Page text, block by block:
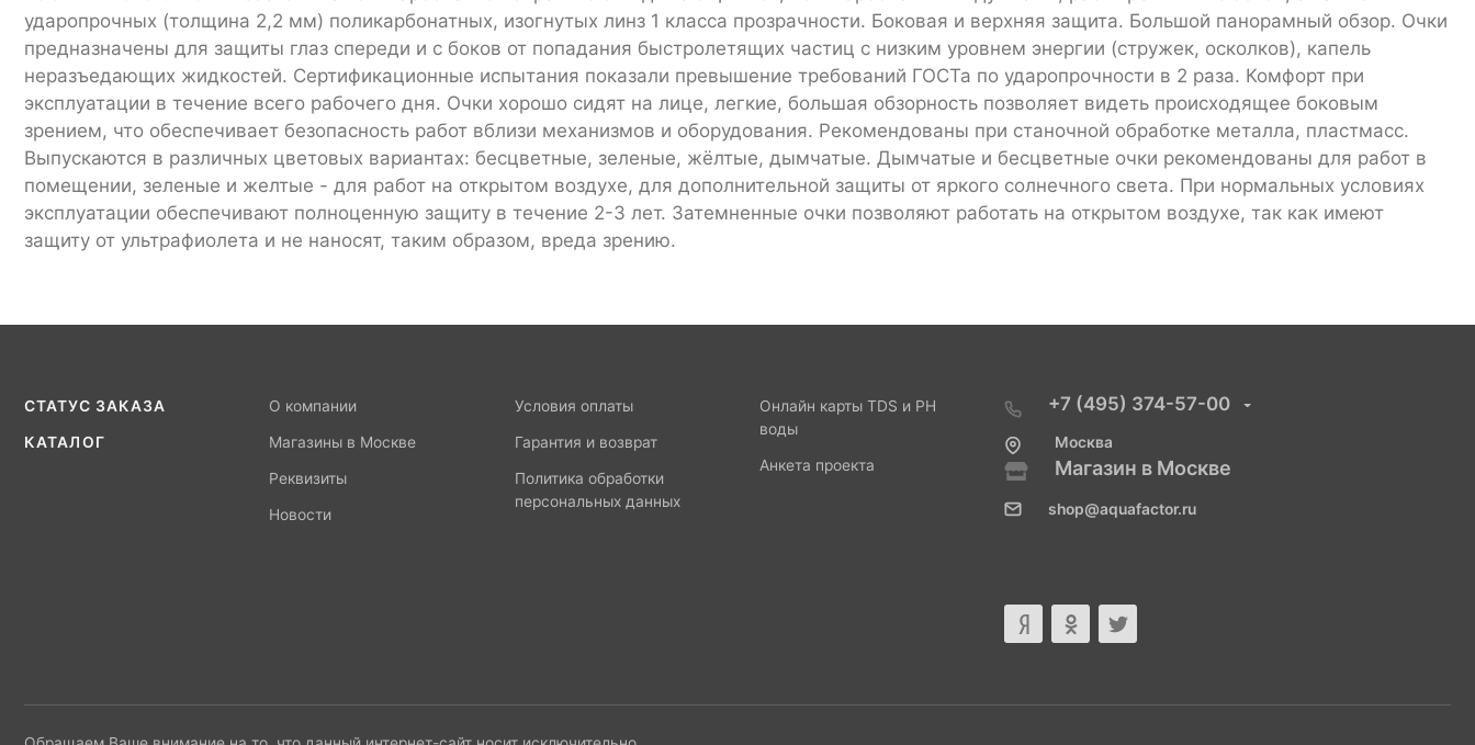
ударопрочных (толщина 2,2 мм) поликарбонатных, изогнутых линз 1 класса прозрачности. Боковая и верхняя защита. Большой панорамный обзор. Очки
предназначены для защиты глаз спереди и с боков от попадания быстролетящих частиц с низким уровнем энергии (стружек, осколков), капель
неразъедающих жидкостей. Сертификационные испытания показали превышение требований ГОСТа по ударопрочности в 2 раза. Комфорт при
эксплуатации в течение всего рабочего дня. Очки хорошо сидят на лице, легкие, большая обзорность позволяет видеть происходящее боковым
зрением, что обеспечивает безопасность работ вблизи механизмов и оборудования. Рекомендованы при станочной обработке металла, пластмасс.
Выпускаются в различных цветовых вариантах: бесцветные, зеленые, жёлтые, дымчатые. Дымчатые и бесцветные очки рекомендованы для работ в
помещении, зеленые и желтые - для работ на открытом воздухе, для дополнительной защиты от яркого солнечного света. При нормальных условиях
эксплуатации обеспечивают полноценную защиту в течение 2-3 лет. Затемненные очки позволяют работать на открытом воздухе, так как имеют
защиту от ультрафиолета и не наносят, таким образом, вреда зрению.
СТАТУС ЗАКАЗА
КАТАЛОГ
О компании
Магазины в Москве
Реквизиты
Новости
Условия оплаты
Гарантия и возврат
Политика обработки
персональных данных
Онлайн карты TDS и PH
воды
Анкета проекта
+7 (495) 374-57-00
Москва
Магазин в Москве
shop@aquafactor.ru